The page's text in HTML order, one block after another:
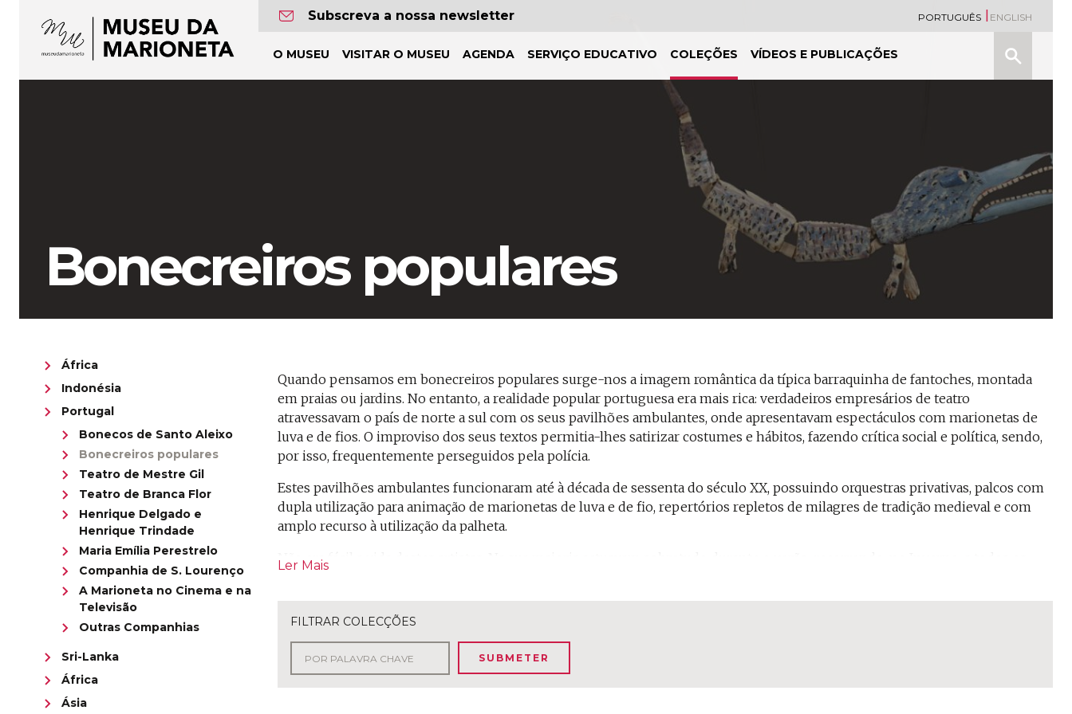
Museu
da
Subscreva a nossa newsletter PORTUGUÊS ENGLISH
O MUSEU VISITAR O MUSEU AGENDA SERVIÇO EDUCATIVO COLEÇÕES VÍDEOS E PUBLICAÇÕES
Bonecreiros populares
Quando pensamos em bonecreiros populares surge-nos a imagem romântica da típica barraquinha de fantoches, montada
em praias ou jardins. No entanto, a realidade popular portuguesa era mais rica: verdadeiros empresários de teatro
atravessavam o país de norte a sul com os seus pavilhões ambulantes, onde apresentavam espectáculos com marionetas de
luva e de fios. O improviso dos seus textos permitia-lhes satirizar costumes e hábitos, fazendo crítica social e política, sendo,
por isso, frequentemente perseguidos pela polícia.
Estes pavilhões ambulantes funcionaram até à década de sessenta do século XX, possuindo orquestras privativas, palcos com
dupla utilização para animação de marionetas de luva e de fio, repertórios repletos de milagres de tradição medieval e com
amplo recurso à utilização da palheta.
Não era fácil a vida destes artistas. Na sua maioria actuavam sobretudo durante o verão, recorrendo, no Inverno, a todos os
portugueses.
Outros nomes se destacam neste universo: Ernesto de Abreu, que durante mais de 30 anos exerceu actividade nas praias do
norte e centro do país; Domingos Moura, igualmente no Norte do país; ou António Sérgio, de Tavira, que com a sua curiosa e
original guarita triangular actuou por mais de 40 anos. O seu D. Roberto, reconhecível pelo uso da moca, era uma estranha
Ler Mais
FILTRAR COLECÇÕES
SUBMETER
África
Indonésia
Portugal
Bonecos de Santo Aleixo
Bonecreiros populares
Teatro de Mestre Gil
Teatro de Branca Flor
Henrique Delgado e
Henrique Trindade
Maria Emília Perestrelo
Companhia de S. Lourenço
A Marioneta no Cinema e na
Televisão
Outras Companhias
Sri-Lanka
África
Ásia